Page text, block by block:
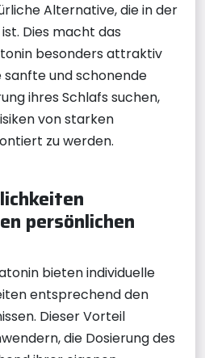
Alternative, die in der
Dies macht das
besonders attraktiv
sanfte und schonende
ihres Schlafs suchen,
von starken
zu werden.
persönlichen
bieten individuelle
entsprechend den
Dieser Vorteil
die Dosierung des